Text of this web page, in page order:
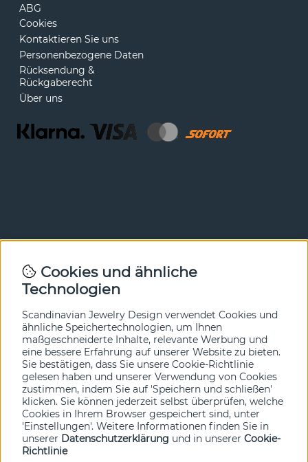
ABG
Cookies
Kontaktieren Sie uns
Personenbezogene Daten
Rücksendung &
Rückgaberecht
Über uns
Newsletter
In unserem Newsletter erfahren Sie vor allen anderen
hier an.
Ja bitte!
Cookies und ähnliche
Technologien
Scandinavian Jewelry Design verwendet Cookies und
ähnliche Speichertechnologien, um Ihnen
maßgeschneiderte Inhalte, relevante Werbung und
eine bessere Erfahrung auf unserer Website zu bieten.
Sie bestätigen, dass Sie unsere Cookie-Richtlinie
gelesen haben und unserer Verwendung von Cookies
zustimmen, indem Sie auf 'Speichern und schließen'
klicken. Sie können jederzeit selbst überprüfen, welche
Cookies in Ihrem Browser gespeichert sind, unter
'Einstellungen'. Weitere Informationen finden Sie in
unserer Datenschutzerklärung und in unserer Cookie-
Richtlinie